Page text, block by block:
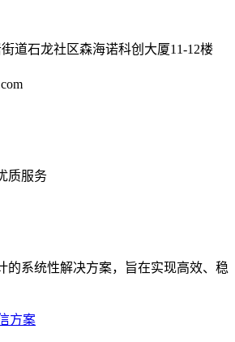
道石龙社区森海诺科创大厦11-12楼
质服务
的系统性解决方案，旨在实现高效、稳
方案